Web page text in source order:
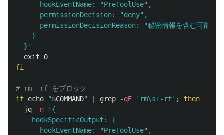
      hookEventName: "PreToolUse",
      permissionDecision: "deny",
permissionDecisionReason: "秘密情報を含む可能性の
    }
  }'
exit
fi
# rm -rf をブロック
if echo "$COMMAND" grep -qE 'rm\s+-rf' ;
then
jq
-n
'{
    hookSpecificOutput: {
      hookEventName: "PreToolUse",